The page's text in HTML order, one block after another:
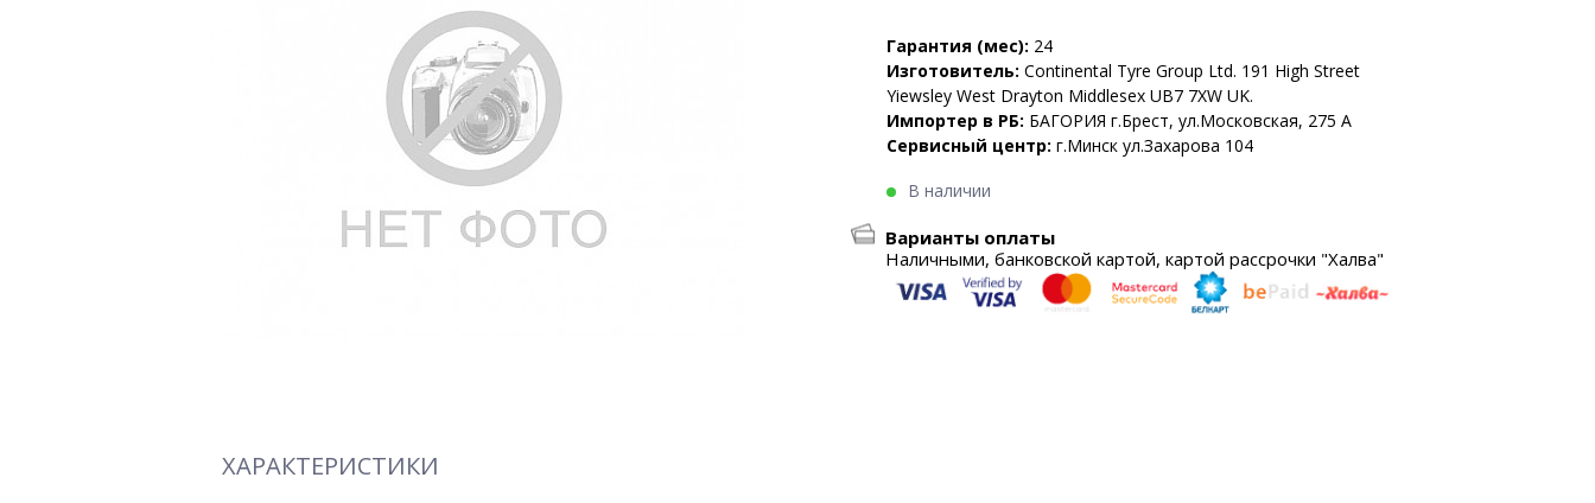
Гарантия (мес): 24
Изготовитель: Continental Tyre Group Ltd. 191 High Street
Yiewsley West Drayton Middlesex UB7 7XW UK.
Импортер в РБ: БАГОРИЯ г.Брест, ул.Московская, 275 А
Сервисный центр: г.Минск ул.Захарова 104
В наличии
Варианты оплаты
Наличными, банковской картой, картой рассрочки "Халва"
ХАРАКТЕРИСТИКИ